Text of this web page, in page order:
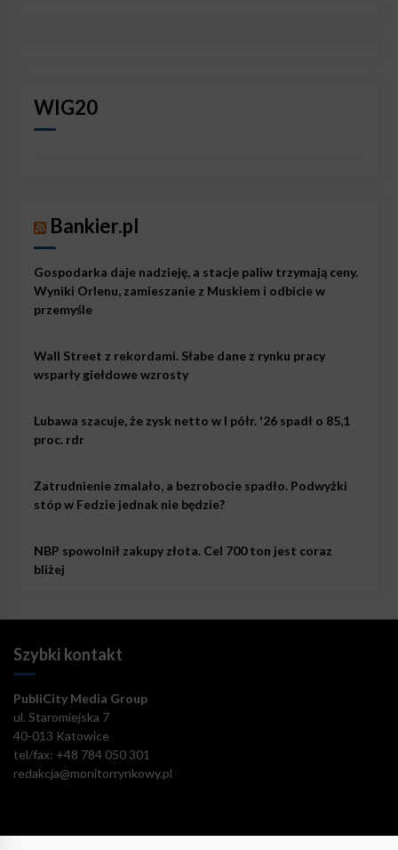
WIG20
Bankier.pl
Gospodarka daje nadzieję, a stacje paliw trzymają ceny.
Wyniki Orlenu, zamieszanie z Muskiem i odbicie w
przemyśle
Wall Street z rekordami. Słabe dane z rynku pracy
wsparły giełdowe wzrosty
Lubawa szacuje, że zysk netto w I półr. '26 spadł o 85,1
proc. rdr
Zatrudnienie zmalało, a bezrobocie spadło. Podwyżki
stóp w Fedzie jednak nie będzie?
NBP spowolnił zakupy złota. Cel 700 ton jest coraz
bliżej
Szybki kontakt
PubliCity Media Group
ul. Staromiejska 7
40-013 Katowice
tel/fax: +48 784 050 301
redakcja@monitorrynkowy.pl